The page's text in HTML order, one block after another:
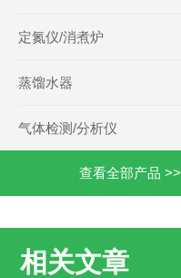
定氮仪/消煮炉
蒸馏水器
气体检测/分析仪
查看全部产品 >>
相关文章